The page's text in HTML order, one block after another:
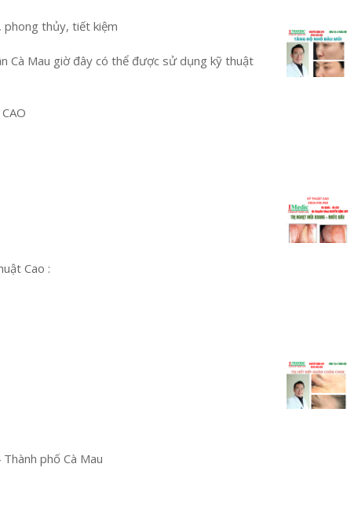
phong thủy, tiết kiệm
Cà Mau giờ đây có thể được sử dụng kỹ thuật
Cao :
phố Cà Mau